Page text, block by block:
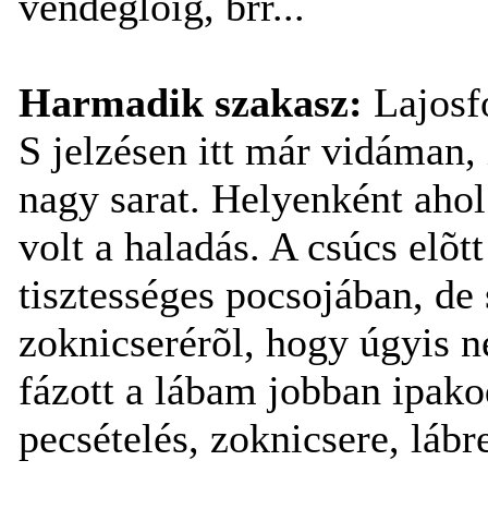
Harmadik szakasz:
S jelzésen itt már
nagy sarat. Helyenként
volt a haladás. A csúcs
tisztességes pocsojában,
zoknicserérõl, hogy úgyis
fázott a lábam jobban
pecsételés, zoknicsere,